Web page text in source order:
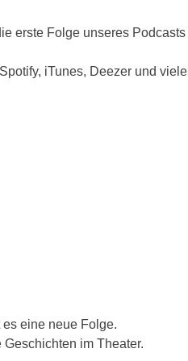
erste Folge unseres
iTunes, Deezer und
eine neue Folge.
im Theater.